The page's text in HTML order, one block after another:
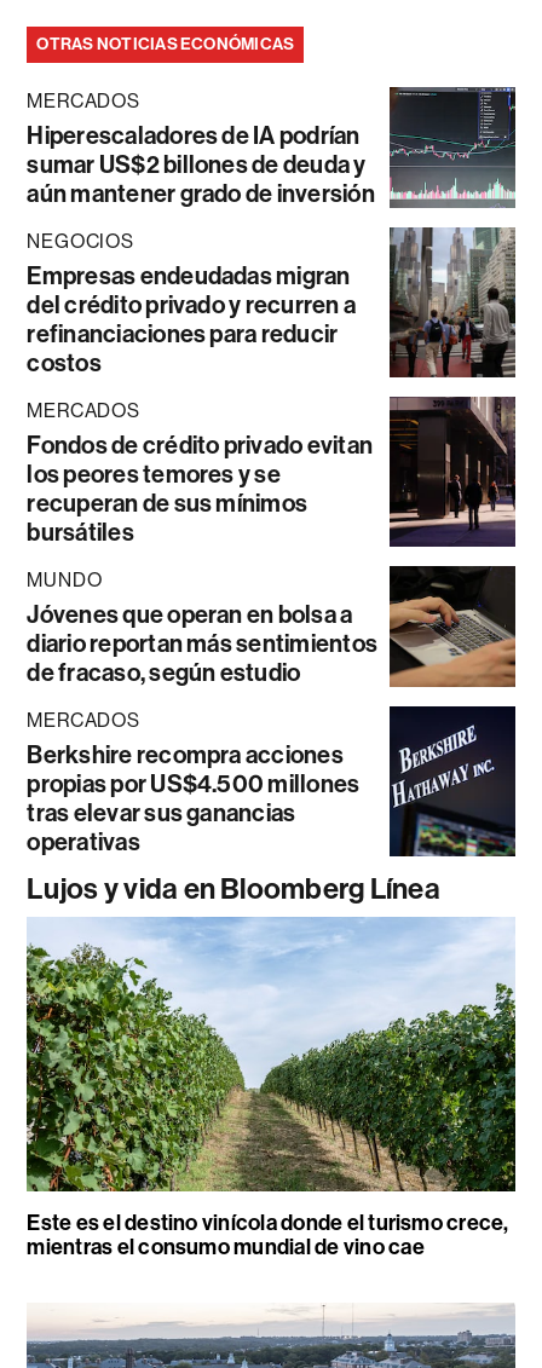
OTRAS NOTICIAS ECONÓMICAS
MERCADOS
Hiperescaladores de IA podrían
sumar US$2 billones de deuda y
aún mantener grado de inversión
NEGOCIOS
Empresas endeudadas migran
del crédito privado y recurren a
refinanciaciones para reducir
costos
MERCADOS
Fondos de crédito privado evitan
los peores temores y se
recuperan de sus mínimos
bursátiles
MUNDO
Jóvenes que operan en bolsa a
diario reportan más sentimientos
de fracaso, según estudio
MERCADOS
Berkshire recompra acciones
propias por US$4.500 millones
tras elevar sus ganancias
operativas
Lujos y vida en Bloomberg Línea
Este es el destino vinícola donde el turismo crece,
mientras el consumo mundial de vino cae